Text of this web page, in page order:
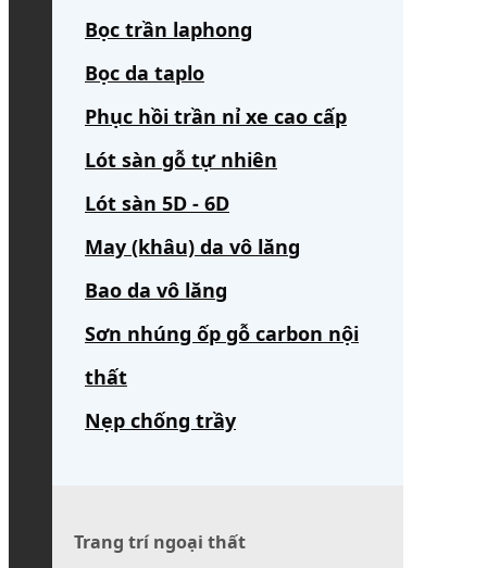
Bọc trần laphong
Bọc da taplo
Phục hồi trần nỉ xe cao cấp
Lót sàn gỗ tự nhiên
Lót sàn 5D - 6D
May (khâu) da vô lăng
Bao da vô lăng
Sơn nhúng ốp gỗ carbon nội
thất
Nẹp chống trầy
Trang trí ngoại thất